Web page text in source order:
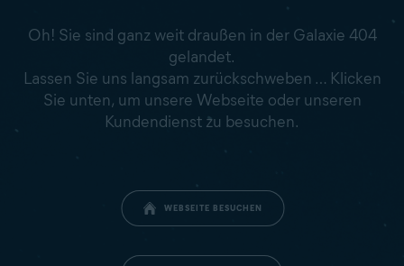
Oh! Sie sind ganz weit draußen in der Galaxie 404
gelandet.
Lassen Sie uns langsam zurückschweben … Klicken
Sie unten, um unsere Webseite oder unseren
Kundendienst zu besuchen.
WEBSEITE BESUCHEN